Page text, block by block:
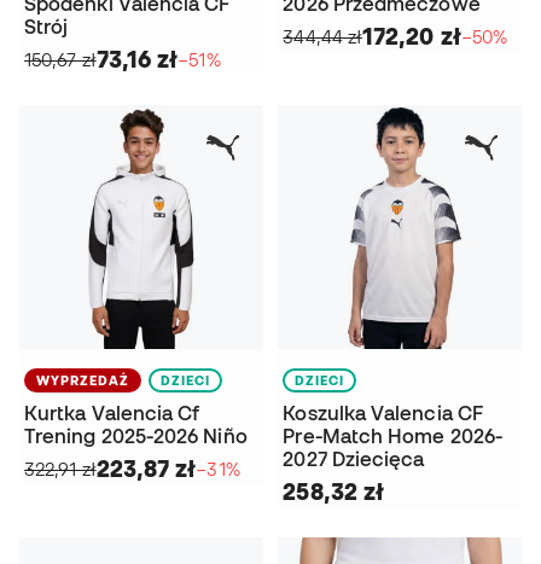
Strój
150,67 zł73,16 zł−51%
344,44 zł172,20 zł−50%
WYPRZEDAŻ DZIECI
Kurtka Valencia Cf
Trening 2025-2026 Niño
322,91 zł223,87 zł−31%
DZIECI
Koszulka Valencia CF
Pre-Match Home 2026-
2027 Dziecięca
258,32 zł